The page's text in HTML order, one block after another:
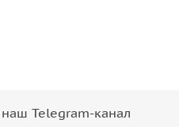
Telegram-канал